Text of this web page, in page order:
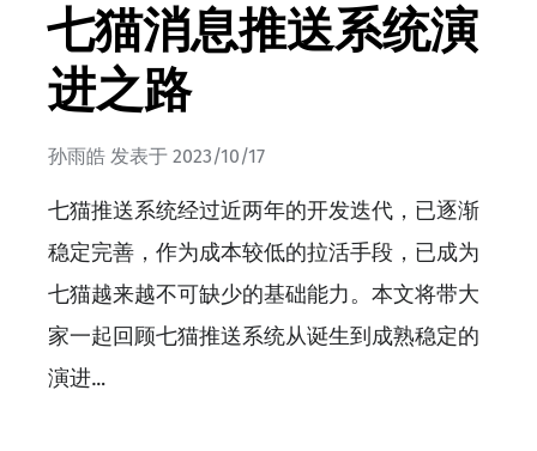
七猫消息推送系统演
进之路
孙雨皓 发表于 2023/10/17
七猫推送系统经过近两年的开发迭代，已逐渐
稳定完善，作为成本较低的拉活手段，已成为
七猫越来越不可缺少的基础能力。本文将带大
家一起回顾七猫推送系统从诞生到成熟稳定的
演进…